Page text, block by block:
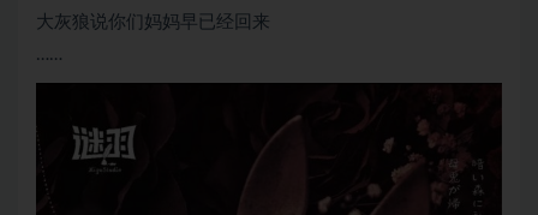
大灰狼说你们妈妈早已经回来
……